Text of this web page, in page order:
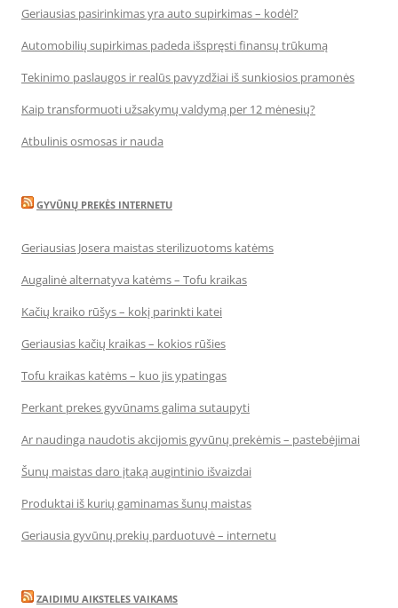
Geriausias pasirinkimas yra auto supirkimas – kodėl?
Automobilių supirkimas padeda išspręsti finansų trūkumą
Tekinimo paslaugos ir realūs pavyzdžiai iš sunkiosios pramonės
Kaip transformuoti užsakymų valdymą per 12 mėnesių?
Atbulinis osmosas ir nauda
GYVŪNŲ PREKĖS INTERNETU
Geriausias Josera maistas sterilizuotoms katėms
Augalinė alternatyva katėms – Tofu kraikas
Kačių kraiko rūšys – kokį parinkti katei
Geriausias kačių kraikas – kokios rūšies
Tofu kraikas katėms – kuo jis ypatingas
Perkant prekes gyvūnams galima sutaupyti
Ar naudinga naudotis akcijomis gyvūnų prekėmis – pastebėjimai
Šunų maistas daro įtaką augintinio išvaizdai
Produktai iš kurių gaminamas šunų maistas
Geriausia gyvūnų prekių parduotuvė – internetu
ZAIDIMU AIKSTELES VAIKAMS